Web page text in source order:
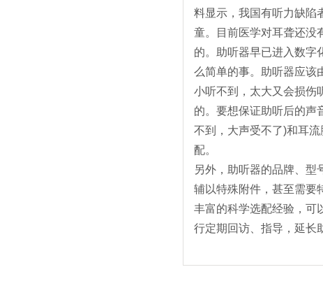
料显示，我国有听力缺陷
童。目前医学对耳聋还没
的。助听器早已进入数字
么简单的事。助听器应该
小听不到，太大又会损伤
的。要想保证助听后的声
不到，大声受不了)和耳
配。
另外，助听器的品牌、型
辅以特殊附件，甚至需要
丰富的科学选配经验，可
行定期回访、指导，延长